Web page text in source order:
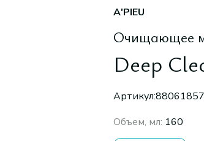
A'PIEU
Очищающее
Deep
Артикул:
Объем, мл: 160